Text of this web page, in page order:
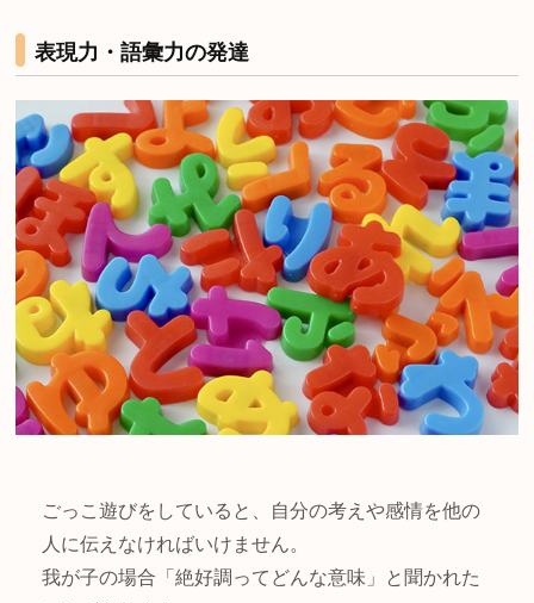
表現力・語彙力の発達
ごっこ遊びをしていると、自分の考えや感情を他の
人に伝えなければいけません。
我が子の場合「絶好調ってどんな意味」と聞かれた